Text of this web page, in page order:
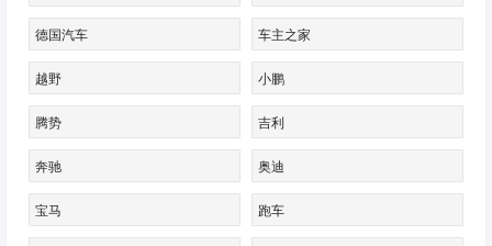
德国汽车 车主之家
越野 小鹏
腾势 吉利
奔驰 奥迪
宝马 跑车